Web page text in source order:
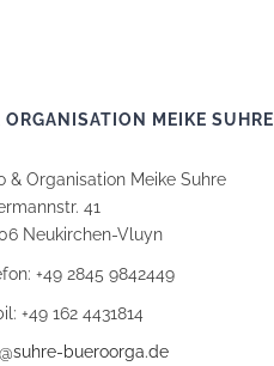
ORGANISATION MEIKE SUHRE
& Organisation Meike Suhre
41
Neukirchen-Vluyn
+49 2845 9842449
+49 162 4431814
bueroorga.de